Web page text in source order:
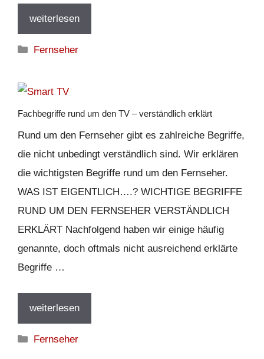
weiterlesen
Kategorien
Fernseher
Fachbegriffe rund um den TV – verständlich erklärt
Rund um den Fernseher gibt es zahlreiche Begriffe,
die nicht unbedingt verständlich sind. Wir erklären
die wichtigsten Begriffe rund um den Fernseher.
WAS IST EIGENTLICH….? WICHTIGE BEGRIFFE
RUND UM DEN FERNSEHER VERSTÄNDLICH
ERKLÄRT Nachfolgend haben wir einige häufig
genannte, doch oftmals nicht ausreichend erklärte
Begriffe …
weiterlesen
Kategorien
Fernseher